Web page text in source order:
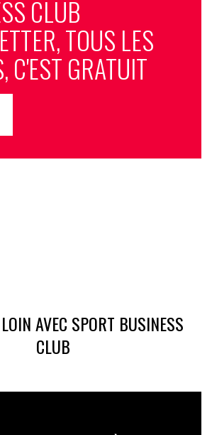
CLUB
TOUS LES
C'EST GRATUIT
AVEC SPORT BUSINESS
CLUB